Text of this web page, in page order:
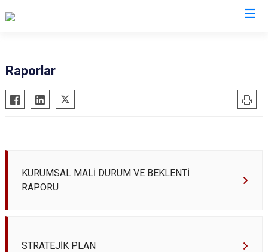
Raporlar
KURUMSAL MALİ DURUM VE BEKLENTİ
RAPORU
STRATEJİK PLAN